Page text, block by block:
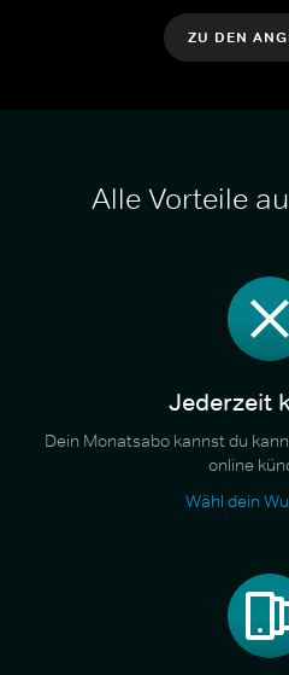
ZU DEN
Alle Vorteile
Jederzeit
Dein Monatsabo kannst du
online
Wähl dein